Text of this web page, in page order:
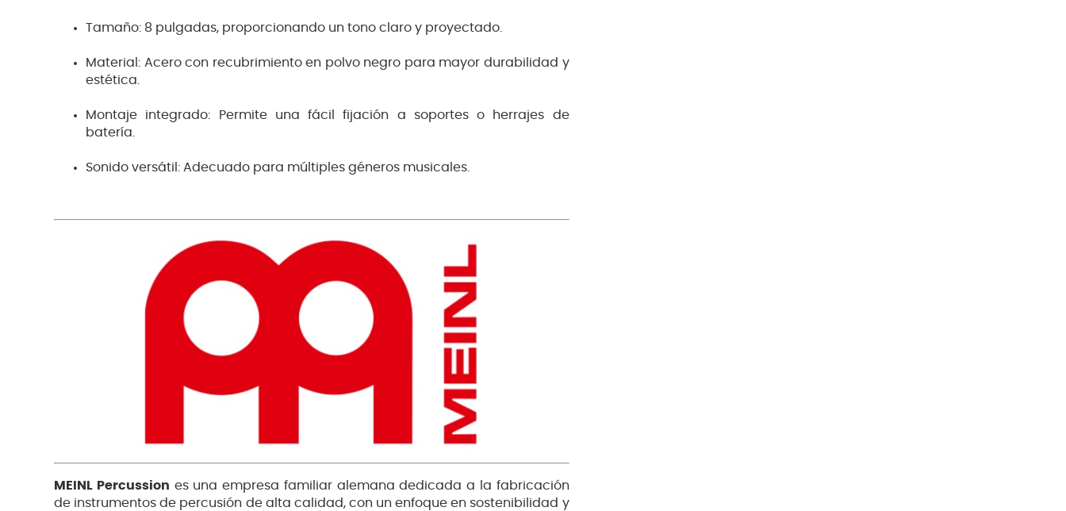
Tamaño: 8 pulgadas, proporcionando un tono claro y proyectado.
Material: Acero con recubrimiento en polvo negro para mayor durabilidad y
estética.
Montaje integrado: Permite una fácil fijación a soportes o herrajes de
batería.
Sonido versátil: Adecuado para múltiples géneros musicales.
MEINL Percussion es una empresa familiar alemana dedicada a la fabricación
de instrumentos de percusión de alta calidad, con un enfoque en sostenibilidad y